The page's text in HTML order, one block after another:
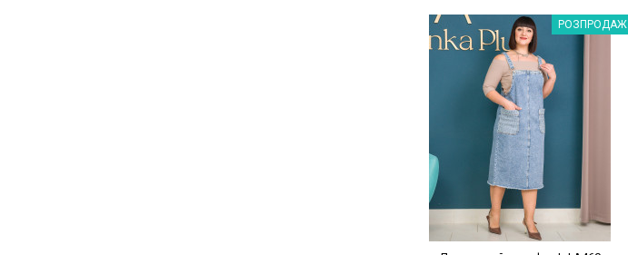
Наклейки Варіант з %РОЗПРОДАЖ